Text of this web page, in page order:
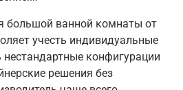
большой ванной комнаты от
учесть индивидуальные
конфигурации
решения без